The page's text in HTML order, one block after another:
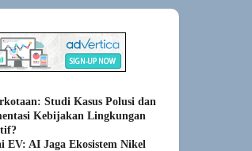
Studi Kasus Polusi dan
Kebijakan Lingkungan
EV: AI Jaga Ekosistem Nikel